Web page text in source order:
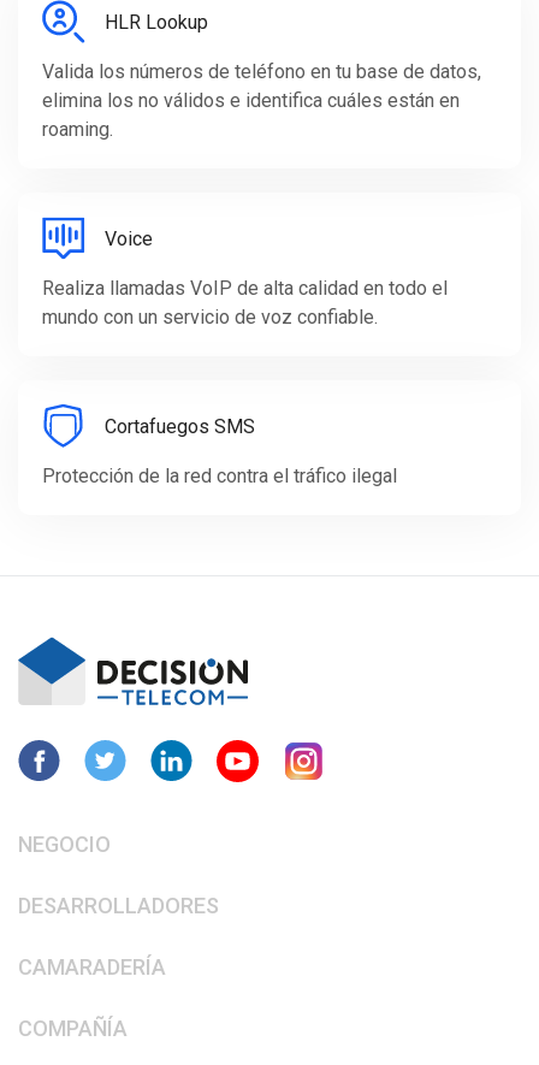
HLR Lookup
Valida los números de teléfono en tu base de datos,
elimina los no válidos e identifica cuáles están en
roaming.
Voice
Realiza llamadas VoIP de alta calidad en todo el
mundo con un servicio de voz confiable.
Cortafuegos SMS
Protección de la red contra el tráfico ilegal
NEGOCIO
DESARROLLADORES
CAMARADERÍA
COMPAÑÍA